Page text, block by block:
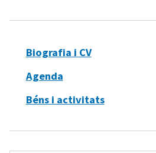
Biografia i CV
Agenda
Béns i activitats